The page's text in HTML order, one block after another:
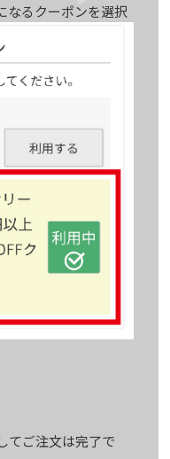
なるクーポンを選択
てご注文は完了で